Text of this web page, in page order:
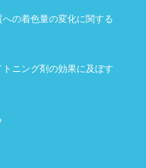
の着色量の変化に関する
ニング剤の効果に及ぼす